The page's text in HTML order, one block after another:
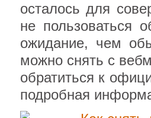
осталось для
не пользоваться
ожидание, чем
можно снять с
обратиться к
подробная